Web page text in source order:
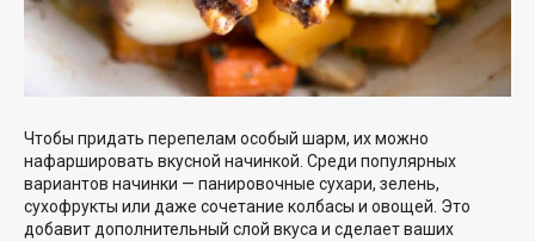
Чтобы придать перепелам особый шарм, их можно
нафаршировать вкусной начинкой. Среди популярных
вариантов начинки — панировочные сухари, зелень,
сухофрукты или даже сочетание колбасы и овощей. Это
добавит дополнительный слой вкуса и сделает ваших